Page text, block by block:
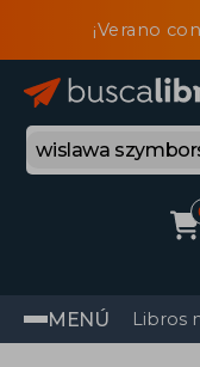
¡Verano
MENÚ Libros